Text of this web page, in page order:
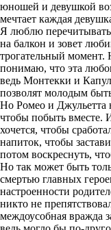
юношей и девушкой
мечтает каждая
Я люблю перечитывать
на балкон и зовет
трогательный момент.
понимаю, что эта
ведь Монтекки и
позволят молодым
Но Ромео и Джульетта
чтобы побыть вместе.
хочется, чтобы
напиток, чтобы
потом воскреснуть,
Но так может быть
смертью главных
настроенности
никто не
междоусобная вражда